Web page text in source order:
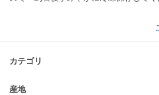
カテゴリ
産地